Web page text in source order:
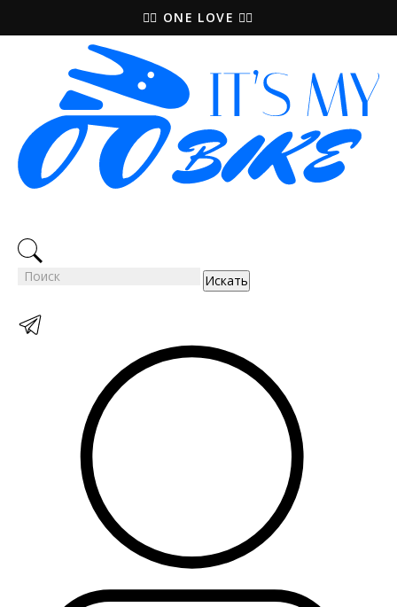
🚵‍♀️ ONE LOVE 🚴‍♀️
Искать